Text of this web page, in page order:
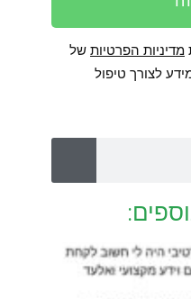
מדיניות הפרטיות של
לצורך טיפול